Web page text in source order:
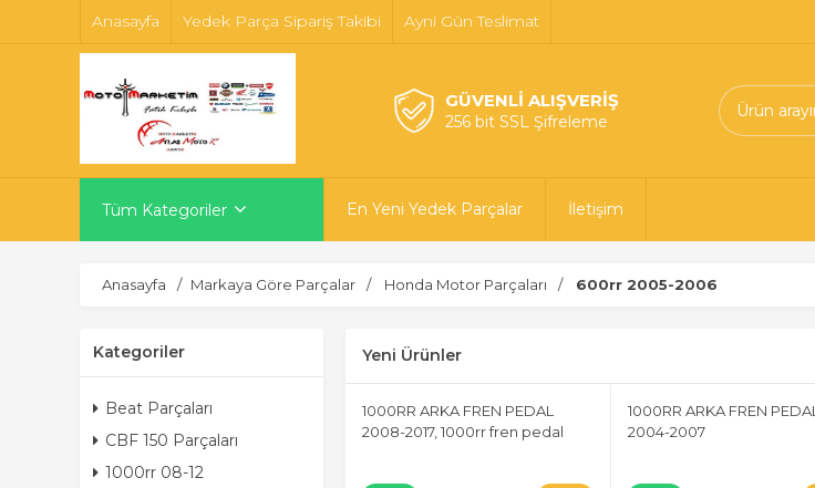
Anasayfa Yedek Parça Sipariş Takibi Ayni Gün Teslimat
GÜVENLİ ALIŞVERİŞ
256 bit SSL Şifreleme
Tüm Kategoriler En Yeni Yedek Parçalar İletişim
Anasayfa Markaya Göre Parçalar Honda Motor Parçaları 600rr 2005-2006
Kategoriler
Beat Parçaları
CBF 150 Parçaları
1000rr 08-12
Yeni Ürünler
1000RR ARKA FREN PEDAL
2008-2017, 1000rr fren pedal
1000RR ARKA FREN PEDAL
2004-2007